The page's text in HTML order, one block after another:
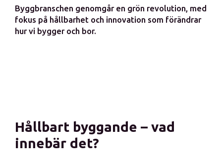
Byggbranschen genomgår en grön revolution, med
fokus på hållbarhet och innovation som förändrar
hur vi bygger och bor.
Hållbart byggande – vad
innebär det?